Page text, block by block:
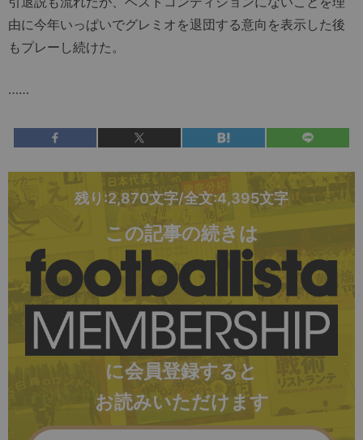
由に今年いっぱいでグレミオを退団する意向を表示した後
もプレーし続けた。
……
残り:2,870文字/全文:4,395文字
この記事の続きは
に会員登録すると
お読みいただけます